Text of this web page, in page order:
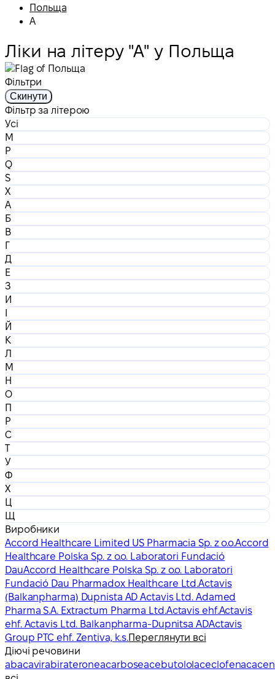
Польща
А
Ліки на літеру "А" у Польща
Фільтри
Скинути
Фільтр за літерою
Усі
M
P
Q
S
X
А
Б
В
Г
Д
Е
З
И
І
Й
К
Л
М
Н
О
П
Р
С
Т
У
Ф
Х
Ц
Щ
Виробники
Accord Healthcare Limited US Pharmacia Sp. z o.o.Accord
Healthcare Polska Sp. z o.o. Laboratori Fundació
DauAccord Healthcare Polska Sp. z o.o. Laboratori
Fundació Dau Pharmadox Healthcare Ltd.Actavis
(Balkanpharma) Dupnista AD Actavis Ltd. Adamed
Pharma S.A. Extractum Pharma Ltd.Actavis ehf.Actavis
ehf. Actavis Ltd. Balkanpharma-Dupnitsa ADActavis
Group PTC ehf. Zentiva, k.s.Переглянути всі
Діючі речовини
abacavirabirateroneacarboseacebutololaceclofenac